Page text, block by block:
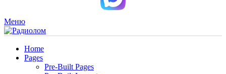
Меню
Home
Pages
Pre-Built Pages